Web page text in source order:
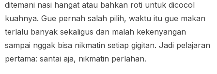
ditemani nasi hangat atau bahkan roti untuk dicocol
kuahnya. Gue pernah salah pilih, waktu itu gue makan
terlalu banyak sekaligus dan malah kekenyangan
sampai nggak bisa nikmatin setiap gigitan. Jadi pelajaran
pertama: santai aja, nikmatin perlahan.